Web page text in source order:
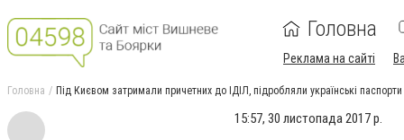
Головна
Реклама на сайті
Головна Під Києвом затримали причетних до ІДІЛ, підробляли українські паспорти
15:57, 30 листопада 2017 р.